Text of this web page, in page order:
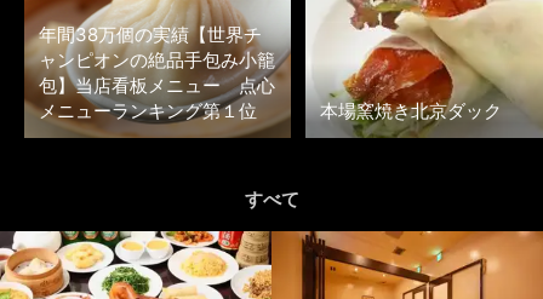
年間38万個の実績【世界チ
ャンピオンの絶品手包み小籠
包】当店看板メニュー 点心
メニューランキング第１位
本場窯焼き北京ダック
すべて